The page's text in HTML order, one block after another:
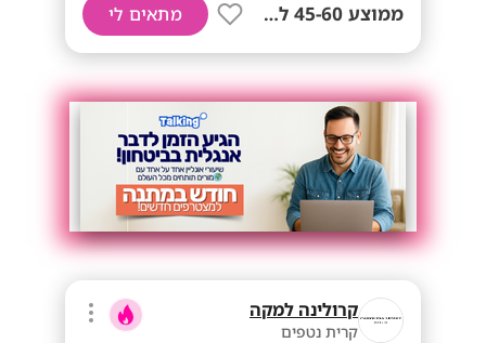
ממוצע 45-60 לשעה! מתאים לי
קרולינה למקה
קרית נטפים